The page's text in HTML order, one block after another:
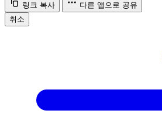
링크 복사
다른 앱으로 공유
취소